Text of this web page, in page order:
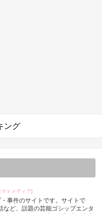
ング
[マトメディア]
事件のサイトです。サイトで
ど、話題の芸能ゴシップエンタ